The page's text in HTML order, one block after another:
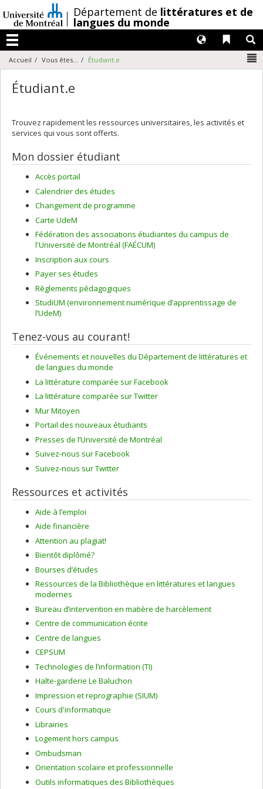
au
contenu
/Département de littératures et de
langues du monde
Menu
Liens
Langues
Accueil Vous êtes... Étudiant.e
Étudiant.e
Trouvez rapidement les ressources universitaires, les activités et
services qui vous sont offerts.
Mon dossier étudiant
Accès portail
Calendrier des études
Changement de programme
Carte UdeM
Fédération des associations étudiantes du campus de
l'Université de Montréal (FAÉCUM)
Inscription aux cours
Payer ses études
Règlements pédagogiques
StudiUM (environnement numérique d’apprentissage de
l’UdeM)
Tenez-vous au courant!
Événements et nouvelles du Département de littératures et
de langues du monde
La littérature comparée sur Facebook
La littérature comparée sur Twitter
Mur Mitoyen
Portail des nouveaux étudiants
Presses de l’Université de Montréal
Suivez-nous sur Facebook
Suivez-nous sur Twitter
Ressources et activités
Aide à l’emploi
Aide financière
Attention au plagiat!
Bientôt diplômé?
Bourses d’études
Ressources de la Bibliothèque en littératures et langues
modernes
Bureau d’intervention en matière de harcèlement
Centre de communication écrite
Centre de langues
CEPSUM
Technologies de l’information (TI)
Halte-garderie Le Baluchon
Impression et reprographie (SIUM)
Cours d'informatique
Librairies
Logement hors campus
Ombudsman
Orientation scolaire et professionnelle
Outils informatiques des Bibliothèques